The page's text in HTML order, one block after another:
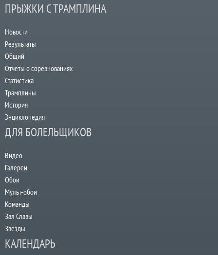
ПРЫЖКИ С ТРАМПЛИНА
Новости
Результаты
Общий
Отчеты о соревнованиях
Статистика
Трамплины
История
Энциклопедия
ДЛЯ БОЛЕЛЬЩИКОВ
Видео
Галереи
Обои
Мульт-обои
Команды
Зал Славы
Звезды
КАЛЕНДАРЬ